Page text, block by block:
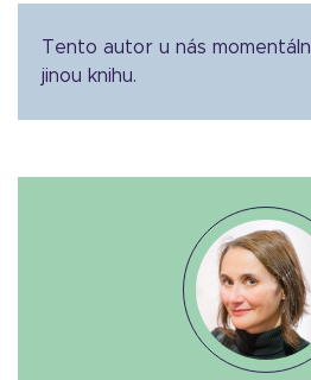
Tento autor u nás
jinou knihu.